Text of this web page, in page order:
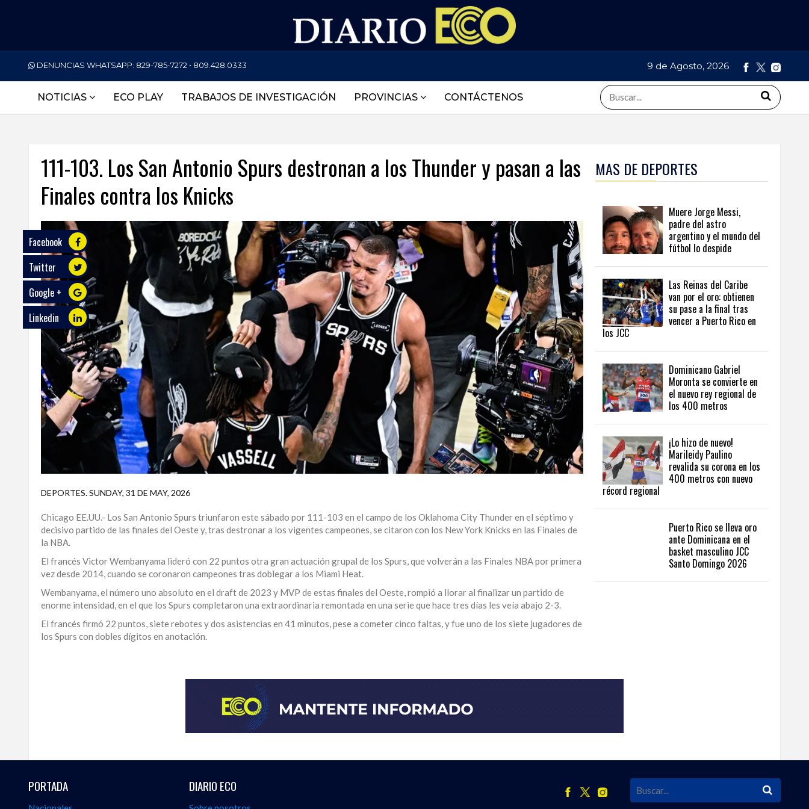
DENUNCIAS WHATSAPP: 829-785-7272 • 809.428.0333 9 de Agosto, 2026
NOTICIAS ECO PLAY TRABAJOS DE INVESTIGACIÓN PROVINCIAS CONTÁCTENOS
NACIONALES
ECONOMÍA
DEPORTES
SALUD
TECNOLOGÍA
ECO
PLAY
TRABAJOS
INVESTIGACIÓN
PROVINCIAS
DISTRITO
NACIONAL
SANTIAGO
JUAN
ALTAGRACIA
PUERTO
PLATA
CONTÁCTENOS
111-103. Los San Antonio Spurs destronan a los Thunder y pasan a las
Finales contra los Knicks
Facebook
Twitter
Google +
Linkedin
DEPORTES.SUNDAY, 31 DE MAY, 2026
Chicago EE.UU.- Los San Antonio Spurs triunfaron este sábado por 111-103 en el campo de los Oklahoma City Thunder en el séptimo y
decisivo partido de las finales del Oeste y, tras destronar a los vigentes campeones, se citaron con los New York Knicks en las Finales de
la NBA.
El francés Victor Wembanyama lideró con 22 puntos otra gran actuación grupal de los Spurs, que volverán a las Finales NBA por primera
vez desde 2014, cuando se coronaron campeones tras doblegar a los Miami Heat.
Wembanyama, el número uno absoluto en el draft de 2023 y MVP de estas finales del Oeste, rompió a llorar al finalizar un partido de
enorme intensidad, en el que los Spurs completaron una extraordinaria remontada en una serie que hace tres días les veía abajo 2-3.
El francés firmó 22 puntos, siete rebotes y dos asistencias en 41 minutos, pese a cometer cinco faltas, y fue uno de los siete jugadores de
los Spurs con dobles dígitos en anotación.
país
en
sports
MAS DE DEPORTES
Muere Jorge Messi,
padre del astro
argentino y el mundo del
fútbol lo despide
Las Reinas del Caribe
van por el oro: obtienen
su pase a la final tras
vencer a Puerto Rico en
los JCC
Dominicano Gabriel
Moronta se convierte en
el nuevo rey regional de
los 400 metros
¡Lo hizo de nuevo!
Marileidy Paulino
revalida su corona en los
400 metros con nuevo
récord regional
Puerto Rico se lleva oro
ante Dominicana en el
basket masculino JCC
Santo Domingo 2026
PORTADA DIARIO ECO